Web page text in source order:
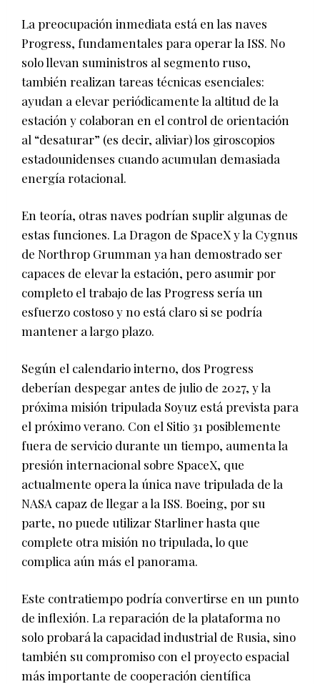
La preocupación inmediata está en las naves
Progress, fundamentales para operar la ISS. No
solo llevan suministros al segmento ruso,
también realizan tareas técnicas esenciales:
ayudan a elevar periódicamente la altitud de la
estación y colaboran en el control de orientación
al “desaturar” (es decir, aliviar) los giroscopios
estadounidenses cuando acumulan demasiada
energía rotacional.
En teoría, otras naves podrían suplir algunas de
estas funciones. La Dragon de SpaceX y la Cygnus
de Northrop Grumman ya han demostrado ser
capaces de elevar la estación, pero asumir por
completo el trabajo de las Progress sería un
esfuerzo costoso y no está claro si se podría
mantener a largo plazo.
Según el calendario interno, dos Progress
deberían despegar antes de julio de 2027, y la
próxima misión tripulada Soyuz está prevista para
el próximo verano. Con el Sitio 31 posiblemente
fuera de servicio durante un tiempo, aumenta la
presión internacional sobre SpaceX, que
actualmente opera la única nave tripulada de la
NASA capaz de llegar a la ISS. Boeing, por su
parte, no puede utilizar Starliner hasta que
complete otra misión no tripulada, lo que
complica aún más el panorama.
Este contratiempo podría convertirse en un punto
de inflexión. La reparación de la plataforma no
solo probará la capacidad industrial de Rusia, sino
también su compromiso con el proyecto espacial
más importante de cooperación científica